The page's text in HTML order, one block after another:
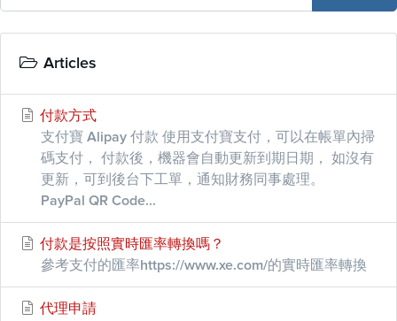
Articles
付款方式
支付寶 Alipay 付款 使用支付寶支付，可以在帳單內掃
碼支付， 付款後，機器會自動更新到期日期， 如沒有
更新，可到後台下工單，通知財務同事處理。
PayPal QR Code...
付款是按照實時匯率轉換嗎？
參考支付的匯率https://www.xe.com/的實時匯率轉換
代理申請